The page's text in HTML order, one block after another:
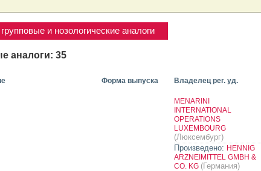
и нозологические аналоги
аналоги: 35
Форма выпуска Владелец рег. уд.
MENARINI
INTERNATIONAL
OPERATIONS
LUXEMBOURG
(Люксембург)
Произведено: HENNIG
ARZNEIMITTEL GMBH &
CO. KG (Германия)